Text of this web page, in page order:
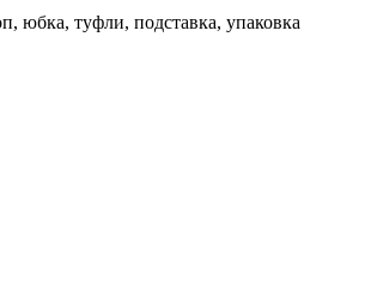
юбка, туфли, подставка, упаковка